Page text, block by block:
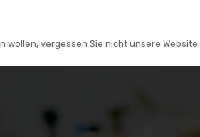
wollen, vergessen Sie nicht unsere Website.